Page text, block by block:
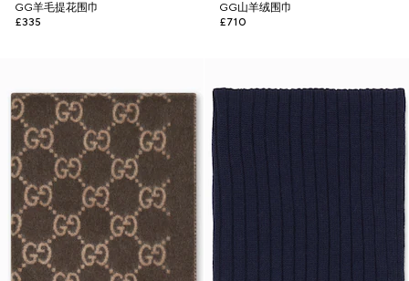
GG羊毛提花围巾
£335
GG山羊绒围巾
£710